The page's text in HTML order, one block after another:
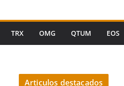
TRX OMG QTUM EOS
Articulos destacados